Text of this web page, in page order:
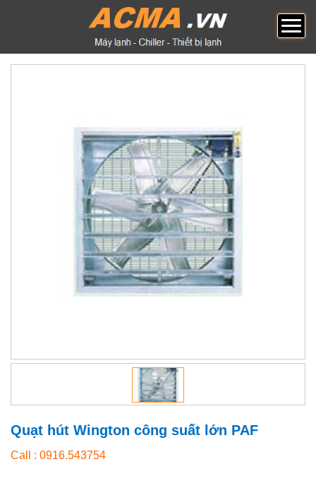
Quạt hút Wington công suất lớn PAF
Call : 0916.543754